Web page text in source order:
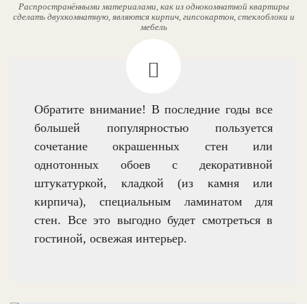
Распространёнными материалами, как из однокомнатной квартиры
сделать двухкомнатную, являются кирпич, гипсокартон, стеклоблоки и
мебель
Обратите внимание! В последние годы все
большей популярностью пользуется
сочетание окрашенных стен или
однотонных обоев с декоративной
штукатуркой, кладкой (из камня или
кирпича), специальным ламинатом для
стен. Все это выгодно будет смотреться в
гостиной, освежая интерьер.